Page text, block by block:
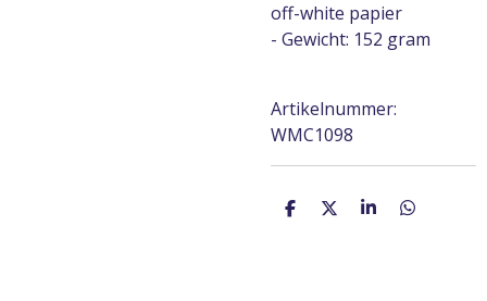
off-white papier
- Gewicht: 152 gram
Artikelnummer:
WMC1098
D
D
S
D